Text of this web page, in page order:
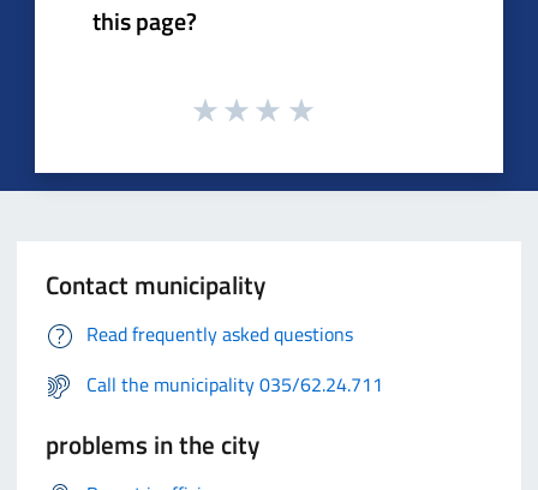
this page?
Contact municipality
Read frequently asked questions
Call the municipality 035/62.24.711
problems in the city